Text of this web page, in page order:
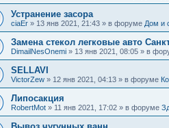
Устранение засора
ciaEr » 13 янв 2021, 21:43 » в форуме Дом и
Замена стекол легковые авто
DimailNesOnemi » 13 янв 2021, 08:05 » в
SELLAVI
VictorZew » 12 янв 2021, 04:13 » в форуме
Липосакция
RobertMot » 11 янв 2021, 17:02 » в форуме